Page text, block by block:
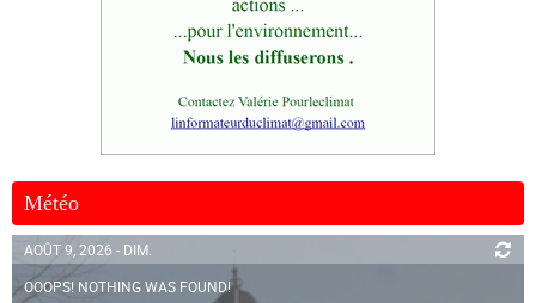
Météo
AOÛT 9, 2026 - DIM.
OOOPS! NOTHING WAS FOUND!